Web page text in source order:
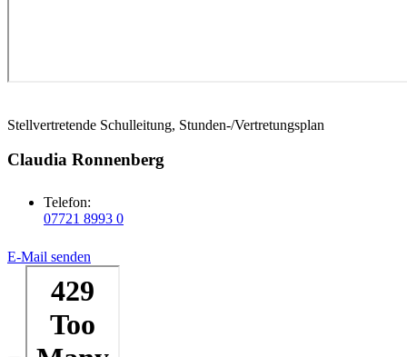
Stellvertretende Schulleitung, Stunden-/Vertretungsplan
Claudia Ronnenberg
Telefon:
07721 8993 0
E-Mail senden